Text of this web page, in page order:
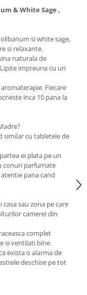
& White Sage ,
si white sage,
si relaxante.
naturala de
impreuna cu un
Fiecare
inca 10 pana la
similar cu tabletele de
ei plata pe un
conuri parfumate
pana cand
sau zona pe care
camerei din
complet
si ventilati bine.
exista o alarma de
deschise pe tot